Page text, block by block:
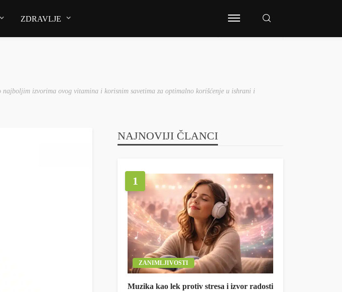
ZDRAVLJE
izvorima ovog vitamina i korisnim savetima za optimalno korišćenje u ishrani i
NAJNOVIJI ČLANCI
1
ZANIMLJIVOSTI
Muzika kao lek protiv stresa i izvor radosti